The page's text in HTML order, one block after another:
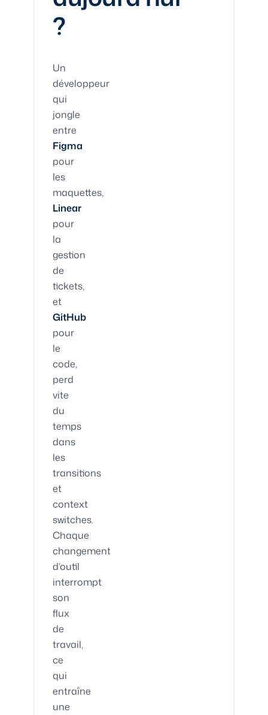
?
Un
développeur
qui
jongle
entre
Figma
pour
les
maquettes,
Linear
pour
la
gestion
de
tickets,
et
GitHub
pour
le
code,
perd
vite
du
temps
dans
les
transitions
et
context
switches.
Chaque
changement
d’outil
interrompt
son
flux
de
travail,
ce
qui
entraîne
une